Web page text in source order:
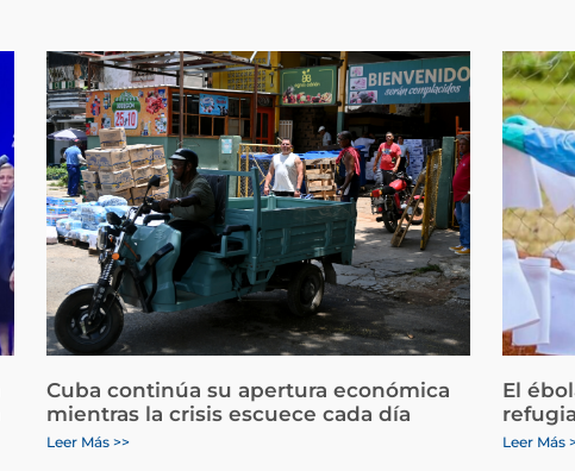
Cuba continúa su apertura económica
mientras la crisis escuece cada día
Leer Más >>
El
Leer Más